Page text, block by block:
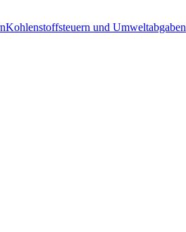
Kohlenstoffsteuern und Umweltabgaben